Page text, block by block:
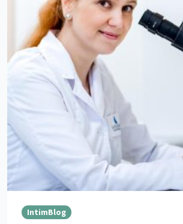
IntimBlog